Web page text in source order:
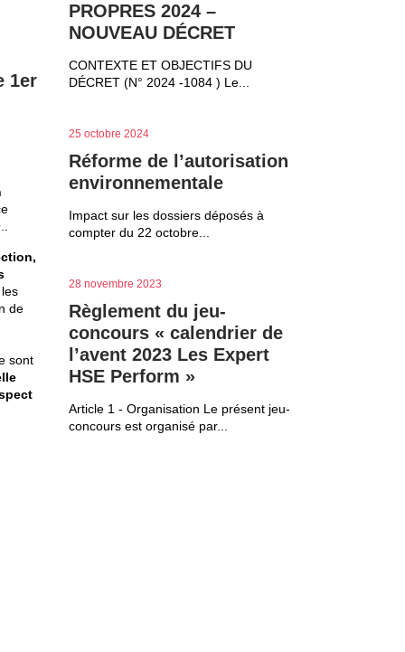
1er
de
sont
PROPRES 2024 –
NOUVEAU DÉCRET
CONTEXTE ET OBJECTIFS DU
DÉCRET (N° 2024 -1084 ) Le...
25 octobre 2024
Réforme de l’autorisation
environnementale
Impact sur les dossiers déposés à
compter du 22 octobre...
28 novembre 2023
Règlement du jeu-
concours « calendrier de
l’avent 2023 Les Expert
HSE Perform »
Article 1 - Organisation Le présent jeu-
concours est organisé par...